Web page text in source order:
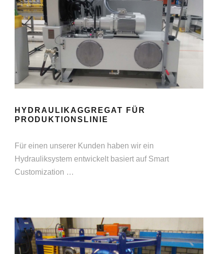
HYDRAULIKAGGREGAT FÜR
PRODUKTIONSLINIE
Für einen unserer Kunden haben wir ein
Hydrauliksystem entwickelt basiert auf Smart
Customization …